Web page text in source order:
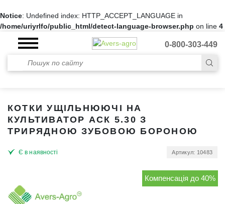
Notice: Undefined index: HTTP_ACCEPT_LANGUAGE in
/home/uriyrlfo/public_html/detect-language-browser.php on line 4
0-800-303-449
КОТКИ УЩІЛЬНЮЮЧІ НА
КУЛЬТИВАТОР АСК 5.30 З
ТРИРЯДНОЮ ЗУБОВОЮ БОРОНОЮ
Є в наявності Артикул: 10483
Компенсація до 40%